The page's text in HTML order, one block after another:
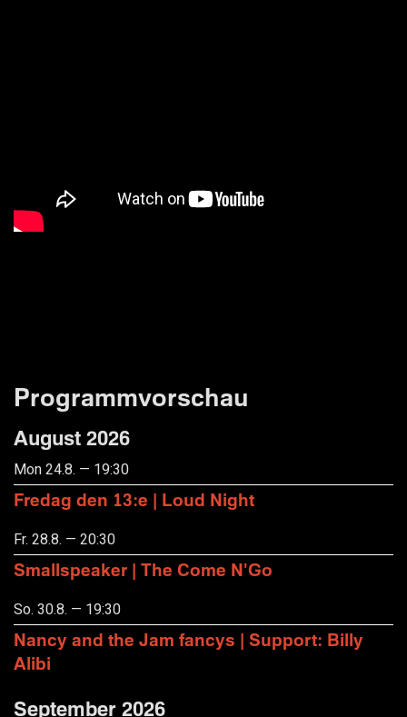
Programmvorschau
August 2026
Mon 24.8. — 19:30
Fredag den 13:e | Loud Night
Fr. 28.8. — 20:30
Smallspeaker | The Come N'Go
So. 30.8. — 19:30
Nancy and the Jam fancys | Support: Billy
Alibi
September 2026